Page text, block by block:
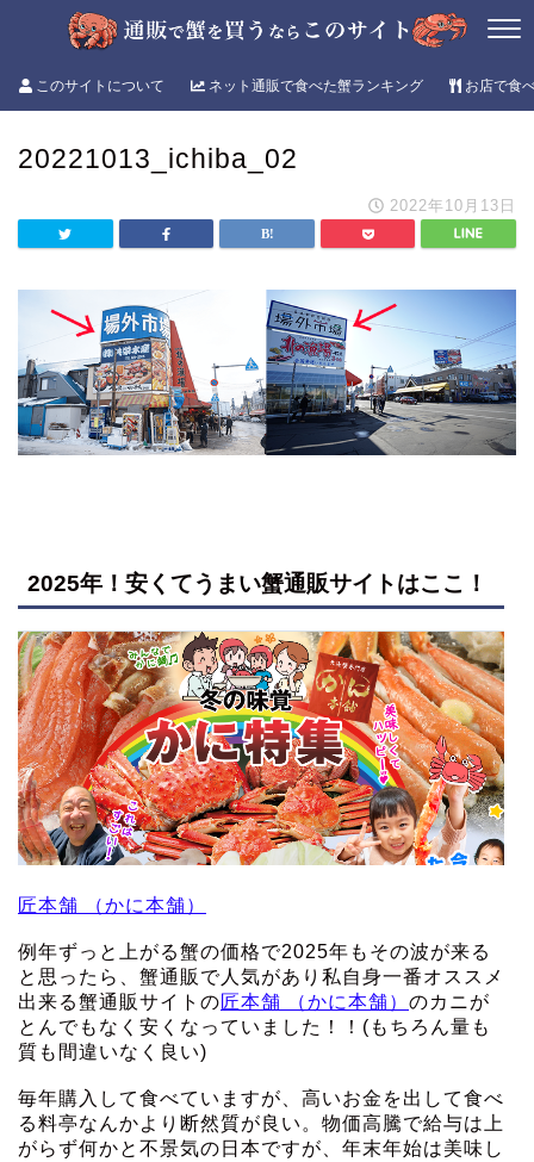
このサイトについて ネット通販で食べた蟹ランキング お店で食
20221013_ichiba_02
2022年10月13日
2025年！安くてうまい蟹通販サイトはここ！
匠本舗 （かに本舗）
例年ずっと上がる蟹の価格で2025年もその波が来る
と思ったら、蟹通販で人気があり私自身一番オススメ
出来る蟹通販サイトの匠本舗 （かに本舗） のカニが
とんでもなく安くなっていました！！(もちろん量も
質も間違いなく良い)
毎年購入して食べていますが、高いお金を出して食べ
る料亭なんかより断然質が良い。物価高騰で給与は上
がらず何かと不景気の日本ですが、年末年始は美味し